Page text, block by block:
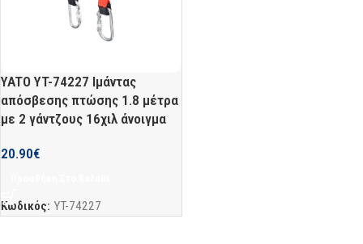
YATO YT-74227 Ιμάντας
απόσβεσης πτώσης 1.8 μέτρα
με 2 γάντζους 16χιλ άνοιγμα
20.90€
Κωδικός: YT-74227